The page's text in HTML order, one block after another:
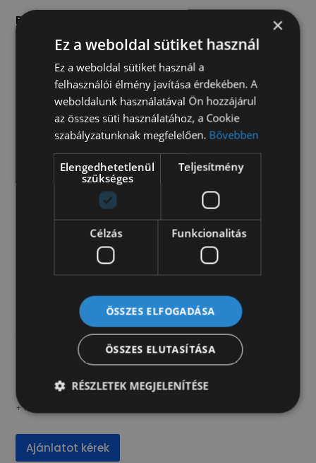
Beltér
állítható kormány
manuális klíma
szervokormány
vezetőoldali légzsák
dupla hátsó kerék
elektromos ablak
megerősített hátsó felfüggesztés
elektromos indításgátló
Iveco 35C13-as 3,5t-ás alváz, beton vagy vakoló
pumpás am3p-viricel felépítménnyel, jó
állapotban eladó. A pumpa müszaki adataiért
keresse értékesítõinket!
7.880.000 Ft
+ ÁFA (10.007.600 Ft)
Ajánlatot kérek
×
Ez a weboldal sütiket használ
Ez a weboldal sütiket használ a
felhasználói élmény javítása érdekében. A
weboldalunk használatával Ön hozzájárul
az összes süti használatához, a Cookie
szabályzatunknak megfelelően. Bővebben
Elengedhetetlenül
szükséges
Teljesítmény
Célzás Funkcionalitás
ÖSSZES ELFOGADÁSA
ÖSSZES ELUTASÍTÁSA
RÉSZLETEK MEGJELENÍTÉSE